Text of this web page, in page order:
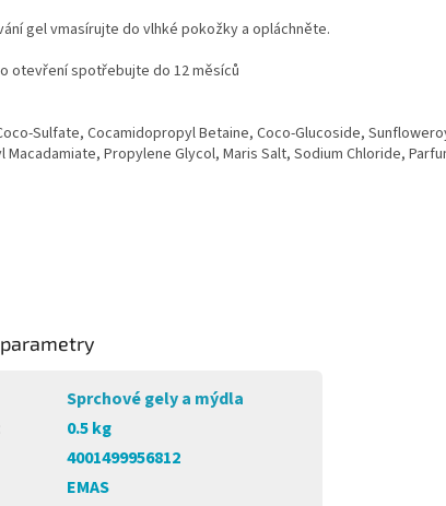
gel vmasírujte do vlhké pokožky a opláchněte.
otevření spotřebujte do 12 měsíců
Sulfate, Cocamidopropyl Betaine, Coco-Glucoside,
Macadamiate, Propylene Glycol, Maris Salt, Sodium Chloride,
Sprchové gely a mýdla
0.5 kg
4001499956812
EMAS